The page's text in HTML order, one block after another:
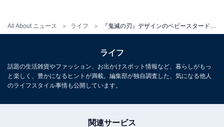
All About ニュース ライフ
ライフ
話題の生活雑貨やファッション、お出かけスポット情報など、暮らしがもっ
と楽しく、豊かになるヒントが満載。編集部が独自調査した、気になる他人
のライフスタイル事情も公開しています。
関連サービス